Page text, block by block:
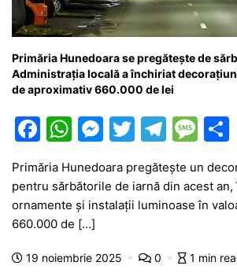
Primăria Hunedoara se pregătește de
Administrația locală a închiriat
de aproximativ 660.000 de lei
F
c
e
b
o
W
at
s
A
p
M
s
s
n
T
itt
er
T
e
gr
m
M
s
s
g
Primăria Hunedoara pregătește un
pentru sărbătorile de iarnă din acest
ornamente și instalații luminoase în
660.000 de […]
19 noiembrie 2025 0 1 min